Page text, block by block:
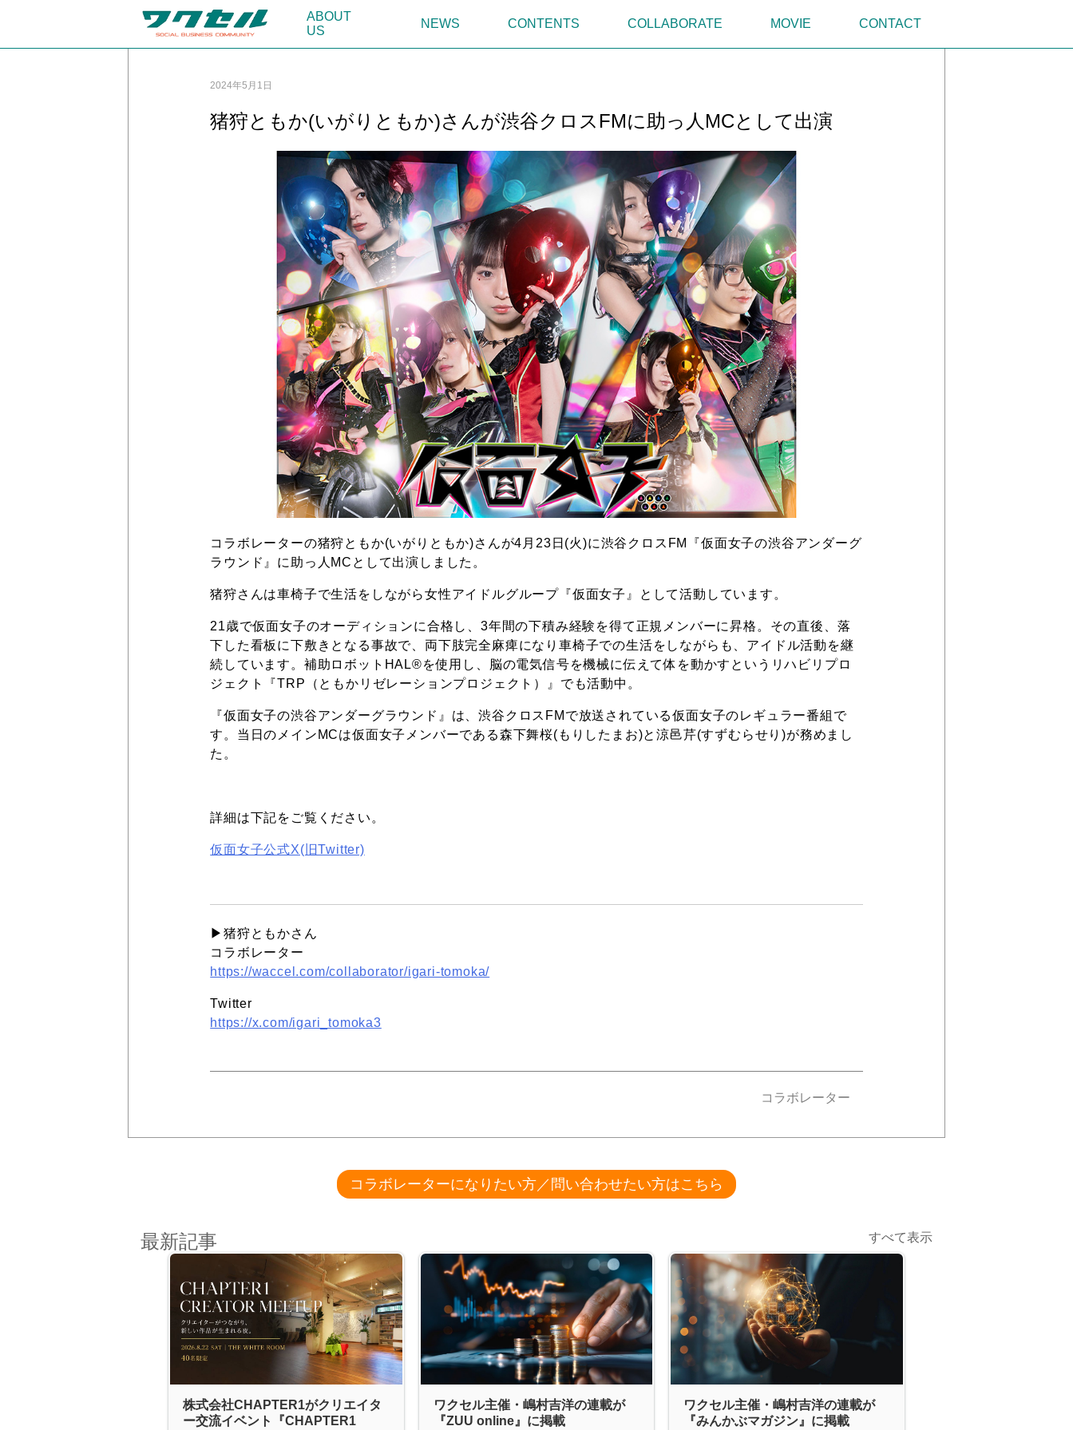
ABOUT
US
NEWS CONTENTS COLLABORATE MOVIE CONTACT
2024年5月1日
猪狩ともか(いがりともか)さんが渋谷クロスFMに助っ人MCとして出演
コラボレーターの猪狩ともか(いがりともか)さんが4月23日(火)に渋谷クロスFM『仮面女子の渋谷アンダーグ
ラウンド』に助っ人MCとして出演しました。
猪狩さんは車椅子で生活をしながら女性アイドルグループ『仮面女子』として活動しています。
21歳で仮面女子のオーディションに合格し、3年間の下積み経験を得て正規メンバーに昇格。その直後、落
下した看板に下敷きとなる事故で、両下肢完全麻痺になり車椅子での生活をしながらも、アイドル活動を継
続しています。補助ロボットHAL®︎を使用し、脳の電気信号を機械に伝えて体を動かすというリハビリプロ
ジェクト『TRP（ともかリゼレーションプロジェクト）』でも活動中。
『仮面女子の渋谷アンダーグラウンド』は、渋谷クロスFMで放送されている仮面女子のレギュラー番組で
す。当日のメインMCは仮面女子メンバーである森下舞桜(もりしたまお)と涼邑芹(すずむらせり)が務めまし
た。
詳細は下記をご覧ください。
仮面女子公式X(旧Twitter)
▶︎猪狩ともかさん
コラボレーター
https://waccel.com/collaborator/igari-tomoka/
Twitter
https://x.com/igari_tomoka3
コラボレーター
コラボレーターになりたい方／問い合わせたい方はこちら
最新記事 すべて表示
株式会社CHAPTER1がクリエイタ
ー交流イベント『CHAPTER1
ワクセル主催・嶋村吉洋の連載が
『ZUU online』に掲載
ワクセル主催・嶋村吉洋の連載が
『みんかぶマガジン』に掲載